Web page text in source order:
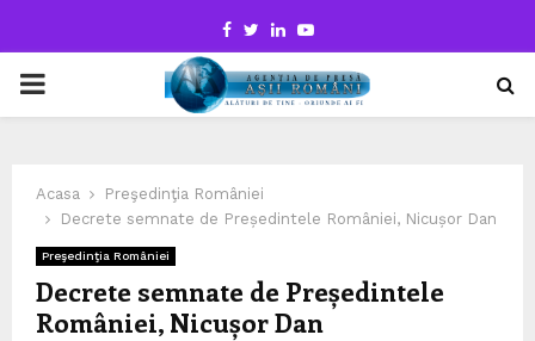
Facebook
TwitterLinkedinYoutube
PRIMARY
Acasa
Preşedinţia României
Decrete semnate de Președintele României, Nicușor Dan
Preşedinţia României
Decrete semnate de Președintele
României, Nicușor Dan